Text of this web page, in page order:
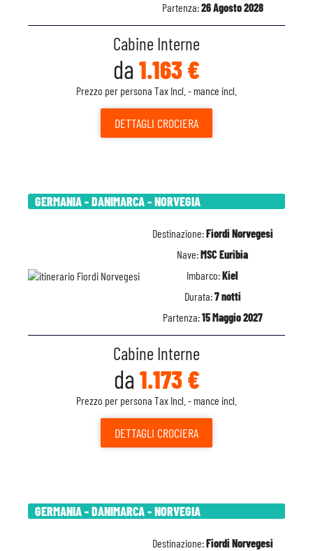
Partenza:26 Agosto 2028
Cabine Interne
da 1.163 €
Prezzo per persona Tax Incl. - mance incl.
DETTAGLI CROCIERA
GERMANIA - DANIMARCA - NORVEGIA
Destinazione:Fiordi Norvegesi
Nave:MSC Euribia
Imbarco:Kiel
Durata:7 notti
Partenza:15 Maggio 2027
Cabine Interne
da 1.173 €
Prezzo per persona Tax Incl. - mance incl.
DETTAGLI CROCIERA
GERMANIA - DANIMARCA - NORVEGIA
Destinazione:Fiordi Norvegesi